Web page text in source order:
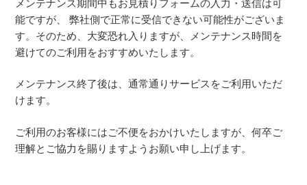
メンテナンス期間中もお見積りフォームの入力・送信は可
能ですが、 弊社側で正常に受信できない可能性がございま
す。そのため、大変恐れ入りますが、メンテナンス時間を
避けてのご利用をおすすめいたします。
メンテナンス終了後は、通常通りサービスをご利用いただ
けます。
ご利用のお客様にはご不便をおかけいたしますが、何卒ご
理解とご協力を賜りますようお願い申し上げます。